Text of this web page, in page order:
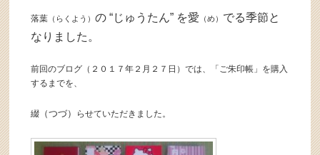
落葉 （らくよう）の “じゅうたん” を愛 （め） でる季節と
なりました。
前回のブログ（２０１７年２月２７日）では、「ご朱印帳」を購入
するまでを、
綴 （つづ） らせていただきました。